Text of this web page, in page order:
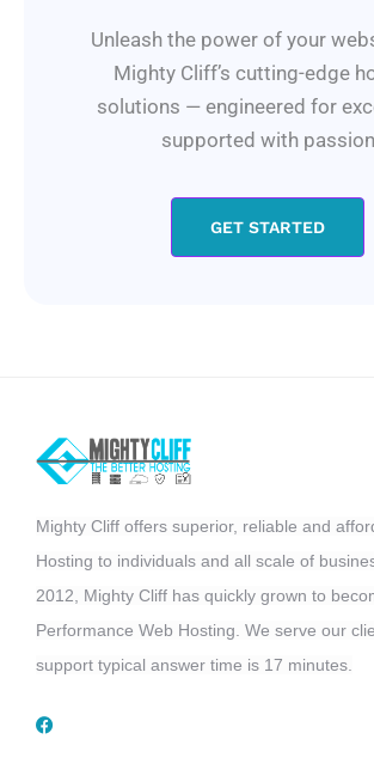
Unleash the power of your
Mighty Cliff’s cutting-edge
solutions — engineered for
supported with passion
GET STARTED
Mighty Cliff offers superior, reliable and
Hosting to individuals and all scale of
2012, Mighty Cliff has quickly grown to
Performance Web Hosting. We serve our
support typical answer time is 17 minutes.